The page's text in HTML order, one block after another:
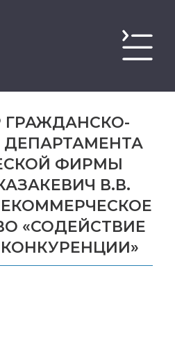
ГРАЖДАНСКО-
ДЕПАРТАМЕНТА
ФИРМЫ
В.В.
«СОДЕЙСТВИЕ